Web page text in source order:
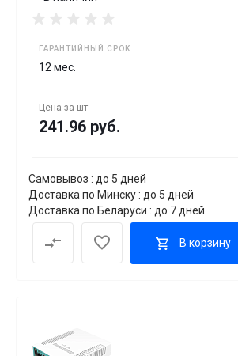
ГАРАНТИЙНЫЙ СРОК
12 мес.
Цена за шт
241.96 руб.
Самовывоз : до 5 дней
Доставка по Минску : до 5 дней
Доставка по Беларуси : до 7 дней
В корзину